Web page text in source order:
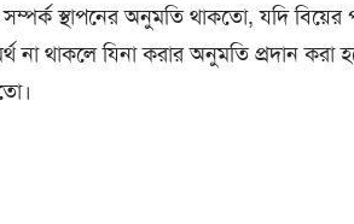
সম্পর্ক স্থাপনের অনুমতি থাকতো, যদি
না থাকলে যিনা করার অনুমতি প্রদান করা